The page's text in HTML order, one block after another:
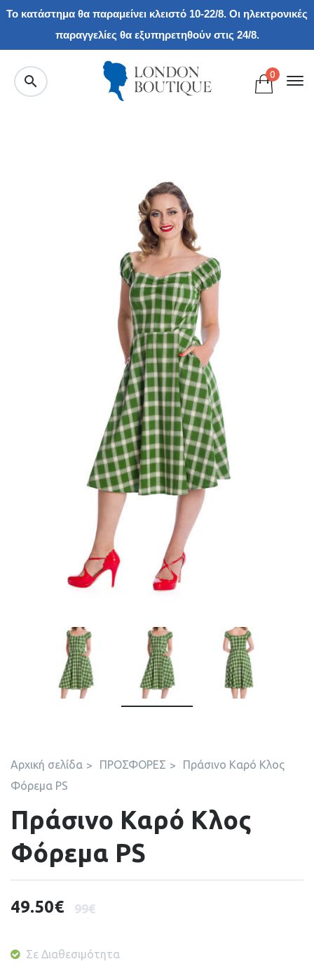
Το κατάστημα θα παραμείνει κλειστό 10-22/8. Οι ηλεκτρονικές
παραγγελίες θα εξυπηρετηθούν στις 24/8.
0
Αρχική σελίδα ΠΡΟΣΦΟΡΕΣ
Πράσινο Καρό Κλος
Φόρεμα PS
Πράσινο Καρό Κλος
Φόρεμα PS
99€
49.50€
Σε Διαθεσιμότητα